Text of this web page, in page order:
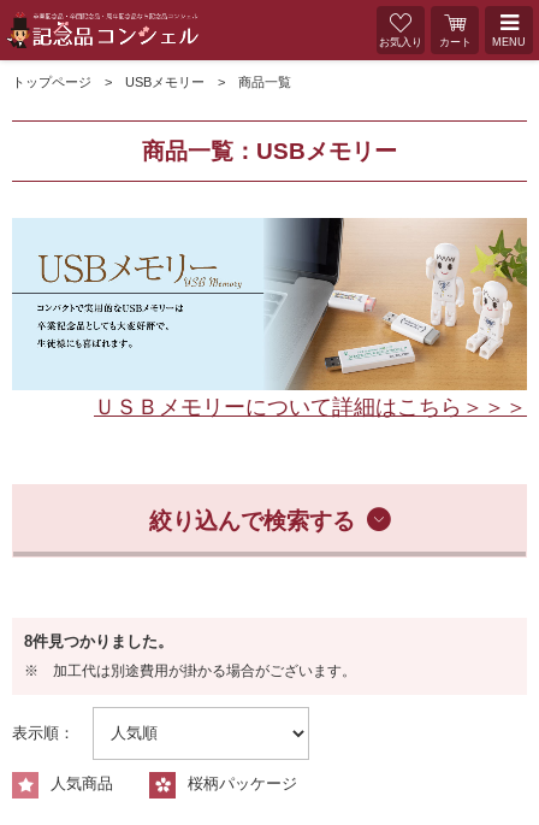
お気入り カート MENU
トップページ USBメモリー 商品一覧
商品一覧：USBメモリー
ＵＳＢメモリーについて詳細はこちら＞＞＞
絞り込んで検索する
8GB
8件見つかりました。
※ 加工代は別途費用が掛かる場合がございます。
表示順：
人気商品 桜柄パッケージ